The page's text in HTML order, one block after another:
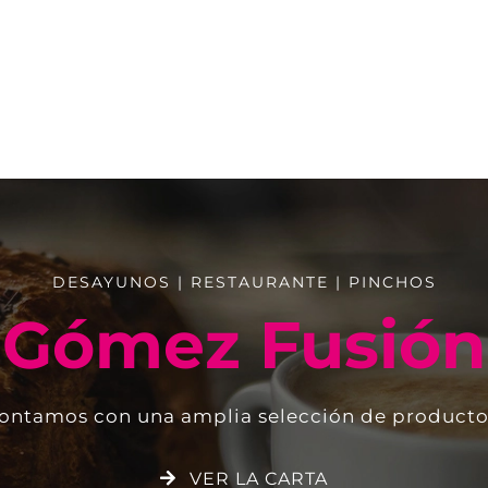
DESAYUNOS | RESTAURANTE | PINCHOS
Gómez Fusión
con una amplia selección de
VER LA CARTA